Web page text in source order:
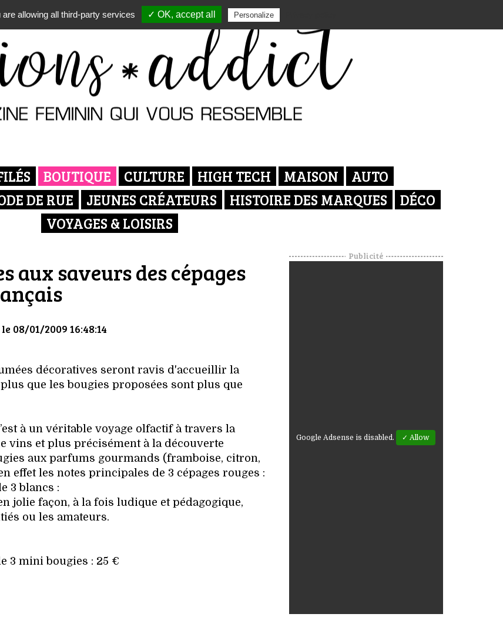
BOUTIQUE CULTURE HIGH TECH MAISON
AUTO
DE RUE JEUNES CRÉATEURS HISTOIRE DES MARQUES
DÉCO
VOYAGES & LOISIRS
aux saveurs des cépages
08/01/2009 16:48:14
décoratives seront ravis d'accueillir la
que les bougies proposées sont plus que
à un véritable voyage olfactif à travers la
vins et plus précisément à la découverte
aux parfums gourmands (framboise, citron,
effet les notes principales de 3 cépages rouges :
3 blancs :
jolie façon, à la fois ludique et pédagogique,
ou les amateurs.
3 mini bougies : 25 €
Publicité
Google Adsense is disabled. ✓ Allow
are allowing all third-party services ✓ OK, accept all Personalize